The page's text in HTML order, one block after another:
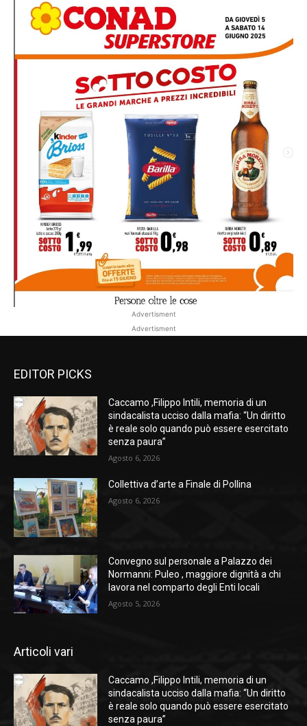
Advertisment
Advertisment
EDITOR PICKS
Caccamo ,Filippo Intili, memoria di un
sindacalista ucciso dalla mafia: “Un diritto
è reale solo quando può essere esercitato
senza paura”
Agosto 6, 2026
Collettiva d’arte a Finale di Pollina
Agosto 6, 2026
Convegno sul personale a Palazzo dei
Normanni: Puleo , maggiore dignità a chi
lavora nel comparto degli Enti locali
Agosto 5, 2026
Articoli vari
Caccamo ,Filippo Intili, memoria di un
sindacalista ucciso dalla mafia: “Un diritto
è reale solo quando può essere esercitato
senza paura”